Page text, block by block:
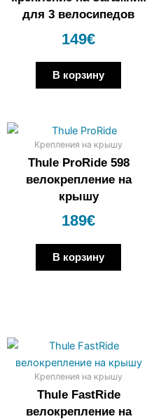
для 3 велосипедов
149€
В корзину
Крепления на крышу
Thule ProRide 598
велокрепление на
крышу
189€
В корзину
Крепления на крышу
Thule FastRide
велокрепление на